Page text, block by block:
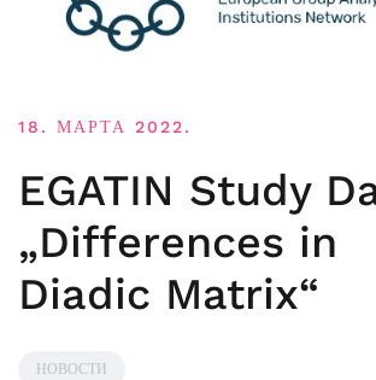
18. МАРТА 2022.
EGATIN Study
„Differences in
Diadic Matrix“
НОВОСТИ